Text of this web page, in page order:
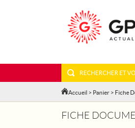
RECHERCHER ET
Accueil > Panier > Fiche
FICHE